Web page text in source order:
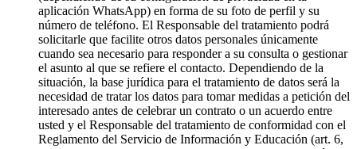
aplicación WhatsApp) en forma de su foto de perfil y su
número de teléfono. El Responsable del tratamiento podrá
solicitarle que facilite otros datos personales únicamente
cuando sea necesario para responder a su consulta o gestionar
el asunto al que se refiere el contacto. Dependiendo de la
situación, la base jurídica para el tratamiento de datos será la
necesidad de tratar los datos para tomar medidas a petición del
interesado antes de celebrar un contrato o un acuerdo entre
usted y el Responsable del tratamiento de conformidad con el
Reglamento del Servicio de Información y Educación (art. 6,